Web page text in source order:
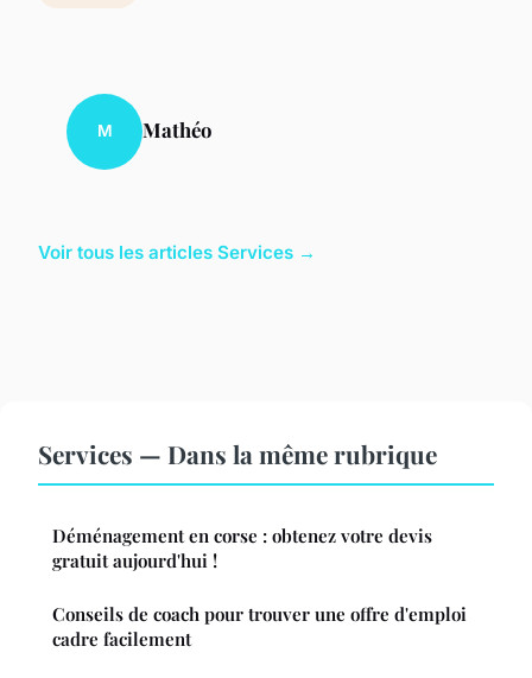
M Mathéo
Voir tous les articles Services →
Services — Dans la même rubrique
Déménagement en corse : obtenez votre devis
gratuit aujourd'hui !
Conseils de coach pour trouver une offre d'emploi
cadre facilement